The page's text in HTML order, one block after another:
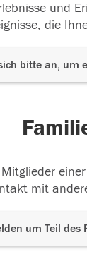
und
die
bitte an, um
mit
um Teil des